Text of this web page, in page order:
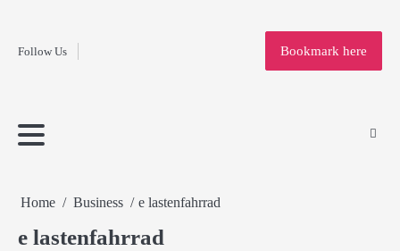
contentFollow Us
Home
Bookmark here
Home Business e lastenfahrrad
e lastenfahrrad